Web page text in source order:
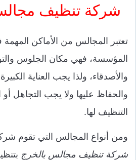
شركة تنظيف
تعتبر المجالس من الأماكن المهمة
المؤسسة، فهي مكان الجلوس
والأصدقاء، ولذا يجب العناية
والحفاظ عليها ولا يجب التجاهل أو
التنظيف لها.
ومن أنواع المجالس التي تقوم
شركة تنظيف مجالس بالخرج